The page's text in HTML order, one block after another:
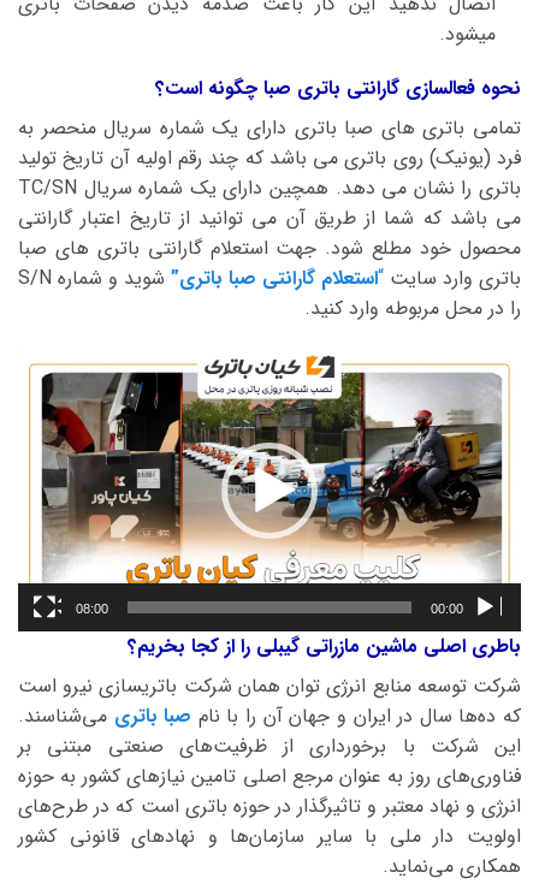
میشود.
نحوه فعالسازی گارانتی باتری صبا چگونه است؟
تمامی باتری های صبا باتری دارای یک شماره سریال منحصر به
فرد (یونیک) روی باتری می باشد که چند رقم اولیه آن تاریخ تولید
باتری را نشان می دهد. همچین دارای یک شماره سریال TC/SN
می باشد که شما از طریق آن می توانید از تاریخ اعتبار گارانتی
محصول خود مطلع شود. جهت استعلام گارانتی باتری های صبا
باتری وارد سایت “استعلام گارانتی صبا باتری”
شوید و شماره S/N
را در محل مربوطه وارد کنید.
نمایشگر
ویدیو
00:00
08:00
باطری اصلی ماشین مازراتی گیبلی را از کجا بخریم؟
شرکت توسعه منابع انرژی توان همان شرکت باتریسازی نیرو است
که ده‌ها سال در ایران و جهان آن را با نام صبا باتری می‌شناسند.
این شرکت با برخورداری از ظرفیت‌های صنعتی مبتنی بر
فناوری‌های روز به عنوان مرجع اصلی تامین نیازهای کشور به حوزه
انرژی و نهاد معتبر و تاثیرگذار در حوزه باتری است که در طرح‌های
اولویت دار ملی با سایر سازمان‌ها و نهادهای قانونی کشور
همکاری می‌نماید.